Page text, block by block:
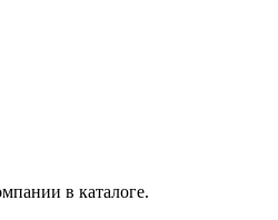
в каталоге.